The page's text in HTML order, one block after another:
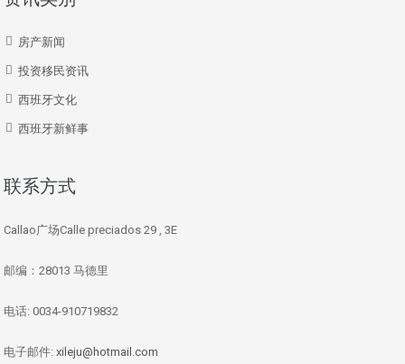
房产新闻
投资移民资讯
西班牙文化
西班牙新鲜事
联系方式
Callao广场Calle preciados 29 , 3E
邮编：28013 马德里
电话: 0034-910719832
电子邮件: xileju@hotmail.com